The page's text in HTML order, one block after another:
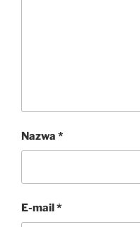
Nazwa *
E-mail*